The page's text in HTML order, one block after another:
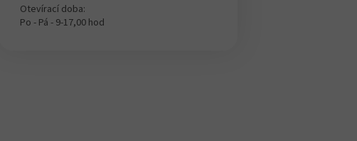
Otevírací doba:
Po - Pá - 9-17,00 hod